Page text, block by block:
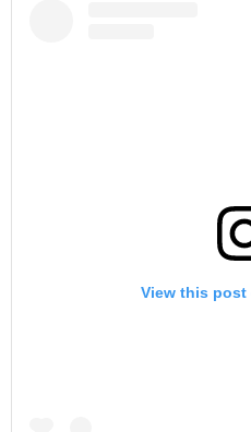
View this post